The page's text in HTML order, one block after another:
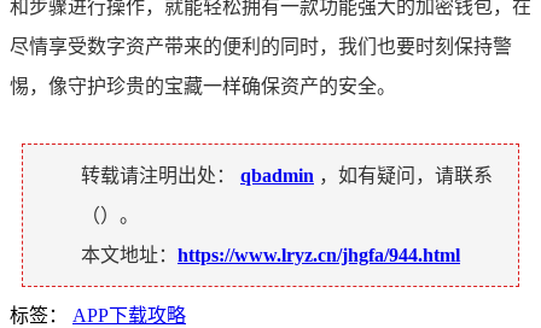
和步骤进行操作，就能轻松拥有一款功能强大的加密钱包，在
尽情享受数字资产带来的便利的同时，我们也要时刻保持警
惕，像守护珍贵的宝藏一样确保资产的安全。
转载请注明出处： qbadmin ，如有疑问，请联系
（）。
本文地址： https://www.lryz.cn/jhgfa/944.html
标签： APP下载攻略